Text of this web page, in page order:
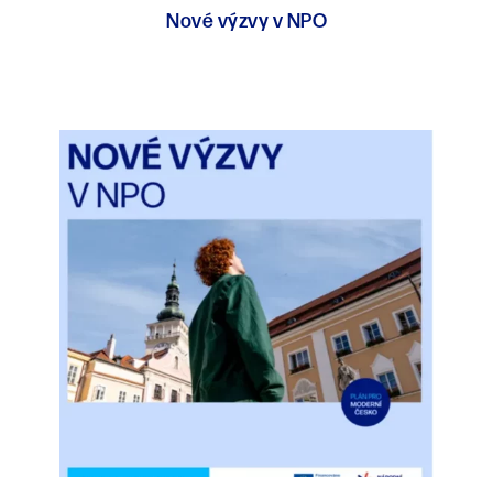
Nové výzvy v NPO